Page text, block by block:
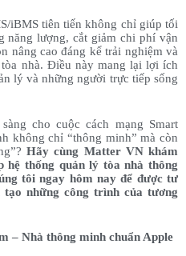
iBMS tiên tiến không chỉ giúp tối
năng lượng, cắt giảm chi phí vận
nâng cao đáng kể trải nghiệm và
nhà. Điều này mang lại lợi ích
lý và những người trực tiếp sống
cho cuộc cách mạng Smart
không chỉ “thông minh” mà còn
Hãy cùng Matter VN khám
thống quản lý tòa nhà thông
tôi ngay hôm nay để được tư
những công trình của tương
– Nhà thông minh chuẩn Apple